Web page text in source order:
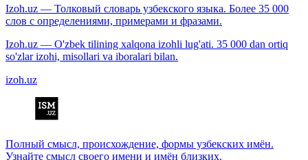
Izoh.uz — Толковый словарь узбекского языка. Более 35 000
слов с определениями, примерами и фразами.
Izoh.uz — O'zbek tilining xalqona izohli lug'ati. 35 000 dan ortiq
so'zlar izohi, misollari va iboralari bilan.
izoh.uz
Полный смысл, происхождение, формы узбекских имён.
Узнайте смысл своего имени и имён близких.